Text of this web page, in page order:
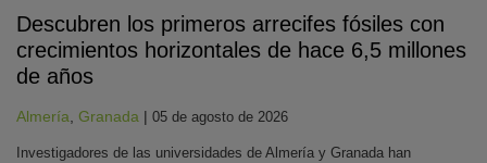
Descubren los primeros arrecifes fósiles con
crecimientos horizontales de hace 6,5 millones
de años
Almería, Granada | 05 de agosto de 2026
Investigadores de las universidades de Almería y Granada han